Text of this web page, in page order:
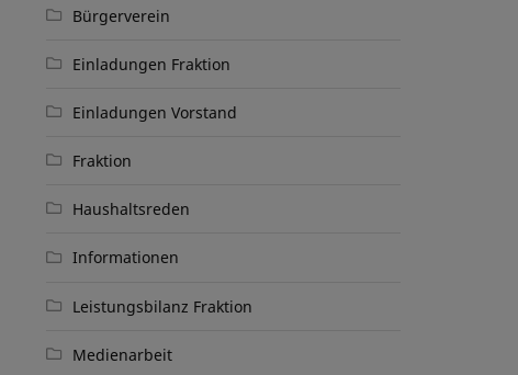
Bürgerverein
Einladungen Fraktion
Einladungen Vorstand
Fraktion
Haushaltsreden
Informationen
Leistungsbilanz Fraktion
Medienarbeit